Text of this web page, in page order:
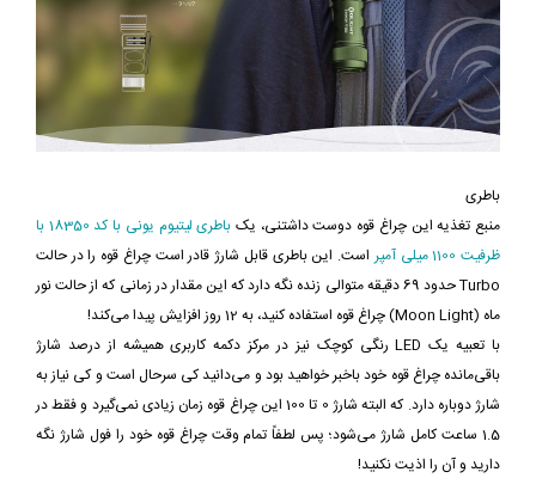
باطری
منبع تغذیه این چراغ قوه دوست داشتنی، یک
باطری لیتیوم یونی با کد 18350 با
ظرفیت 1100 میلی آمپر
است. این باطری قابل شارژ قادر است چراغ قوه را در حالت
Turbo حدود 69 دقیقه متوالی زنده نگه دارد که این مقدار در زمانی که از حالت نور
ماه (Moon Light) چراغ قوه استفاده کنید، به 12 روز افزایش پیدا می‌کند!
با تعبیه یک LED رنگی کوچک نیز در مرکز دکمه کاربری همیشه از درصد شارژ
باقی‌مانده چراغ قوه خود باخبر خواهید بود و می‌دانید کی سرحال است و کی نیاز به
شارژ دوباره‌ دارد. که البته شارژ 0 تا 100 این چراغ قوه زمان زیادی نمی‌گیرد و فقط در
1.5 ساعت کامل شارژ می‌شود؛ پس لطفاً تمام وقت چراغ قوه خود را فول شارژ نگه
دارید و آن را اذیت نکنید!